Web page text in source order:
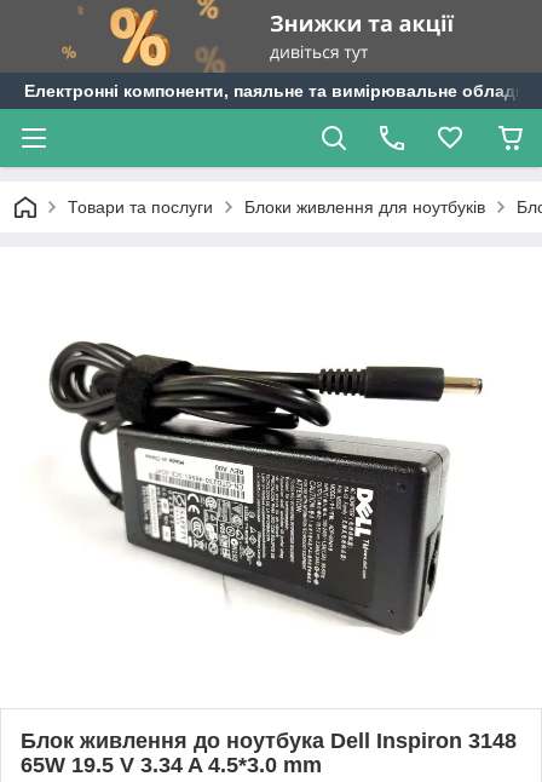
Електронні компоненти, паяльне та вимірювальне
Товари та послуги Блоки живлення для ноутбуків
Блок живлення до ноутбука Dell Inspiron 3148
65W 19.5 V 3.34 A 4.5*3.0 mm